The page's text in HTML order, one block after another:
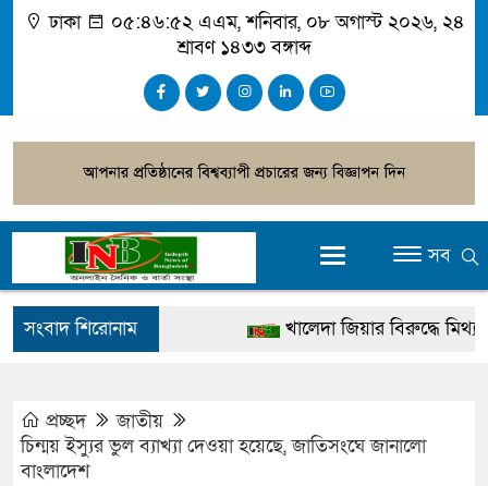
ঢাকা ০৫:৪৬:৫২ এএম, শনিবার, ০৮ অগাস্ট ২০২৬, ২৪
শ্রাবণ ১৪৩৩ বঙ্গাব্দ
সব
সংবাদ শিরোনাম
খালেদা জিয়ার বিরুদ্ধে মিথ্যা
প্রচ্ছদ
জাতীয়
চিন্ময় ইস্যুর ভুল ব্যাখ্যা দেওয়া হয়েছে, জাতিসংঘে জানালো
বাংলাদেশ